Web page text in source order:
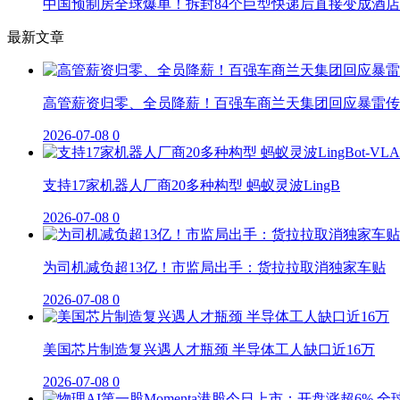
中国预制房全球爆单！拆封84个巨型快递后直接变成酒店
最新文章
高管薪资归零、全员降薪！百强车商兰天集团回应暴雷
2026-07-08 0
支持17家机器人厂商20多种构型 蚂蚁灵波LingB
2026-07-08 0
为司机减负超13亿！市监局出手：货拉拉取消独家车贴
2026-07-08 0
美国芯片制造复兴遇人才瓶颈 半导体工人缺口近16万
2026-07-08 0